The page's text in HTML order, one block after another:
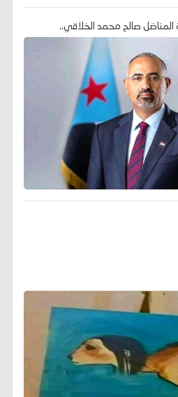
المناضل صالح محمد الخلاقي..